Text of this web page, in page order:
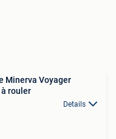
Minerva Voyager
rouler
Details